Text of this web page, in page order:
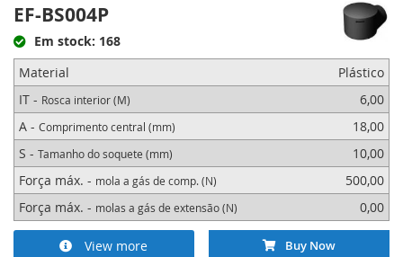
EF-BS004P
Em stock: 168
Material
Plástico
IT - Rosca interior (M)
6,00
A - Comprimento central (mm)
18,00
S - Tamanho do soquete (mm)
10,00
Força máx. - mola a gás de comp. (N)
500,00
Força máx. - molas a gás de extensão (N) 0,00
View more Buy Now